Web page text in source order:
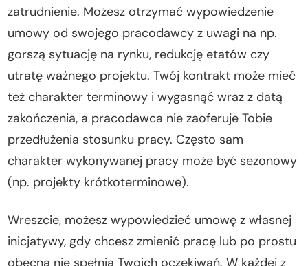
bezrobotnych
Jak obliczyć zasiłek dla bezrobotnych w
Norwegii?
Jak długo można pobierać zasiłek dla
bezrobotnych w Norwegii?
Wniosek o dagpenger – jakie dokumenty musisz
złożyć w NAV?
Rejestracja jako arbeidssøker – równie ważne jak
wniosek!
Meldekort – nigdy nie zapominaj o kartach
Dagpenger a wyjazd do Polski – czy można
pobierać zasiłek poza Norwegią?
Masz problemy z wnioskiem o Dagpenger?
zatrudnienie. Możesz otrzymać wypowiedzenie
umowy od swojego pracodawcy z uwagi na np.
gorszą sytuację na rynku, redukcję etatów czy
utratę ważnego projektu. Twój kontrakt może mieć
też charakter terminowy i wygasnąć wraz z datą
zakończenia, a pracodawca nie zaoferuje Tobie
przedłużenia stosunku pracy. Często sam
charakter wykonywanej pracy może być sezonowy
(np. projekty krótkoterminowe).
Wreszcie, możesz wypowiedzieć umowę z własnej
inicjatywy, gdy chcesz zmienić pracę lub po prostu
obecna nie spełnia Twoich oczekiwań. W każdej z